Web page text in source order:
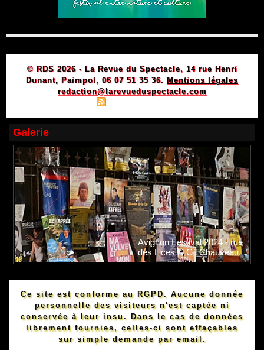
© RDS 2026 - La Revue du Spectacle, 14 rue Henri
Dunant, Paimpol, 06 07 51 35 36. Mentions légales
redaction@larevueduspectacle.com
Galerie
Avignon Festival 2024 - rue
des Lices © Gil Chauveau.
Ce site est conforme au RGPD. Aucune donnée
personnelle des visiteurs n'est captée ni
conservée à leur insu. Dans le cas de données
librement fournies, celles-ci sont effaçables
sur simple demande par email.